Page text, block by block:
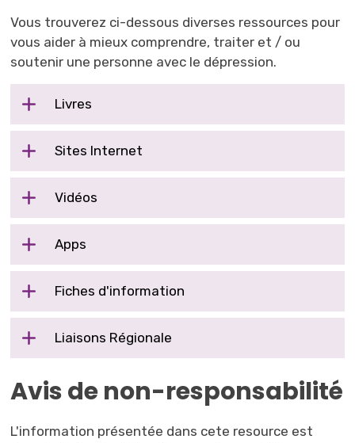
Vous trouverez ci-dessous diverses ressources pour
vous aider à mieux comprendre, traiter et / ou
soutenir une personne avec le dépression.
Livres
Sites Internet
Vidéos
Apps
Fiches d'information
Liaisons Régionale
Avis de non-responsabilité
L'information présentée dans cete resource est